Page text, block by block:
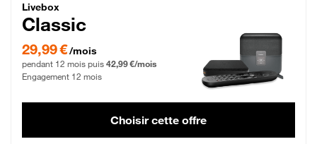
Livebox Classic Fibre
Livebox
Classic
29,99 € par mois pendant 12 mois puis 42,99 € par mois, Engagement 12 mois
29,99 €/mois
pendant 12 mois puis 42,99 €/mois
Engagement 12 mois
Choisir cette offre